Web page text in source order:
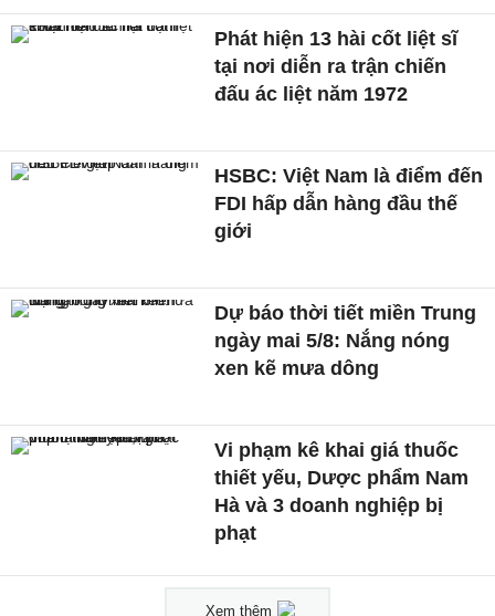
Phát hiện 13 hài cốt liệt sĩ
tại nơi diễn ra trận chiến
đấu ác liệt năm 1972
HSBC: Việt Nam là điểm đến
FDI hấp dẫn hàng đầu thế
giới
Dự báo thời tiết miền Trung
ngày mai 5/8: Nắng nóng
xen kẽ mưa dông
Vi phạm kê khai giá thuốc
thiết yếu, Dược phẩm Nam
Hà và 3 doanh nghiệp bị
phạt
Xem thêm